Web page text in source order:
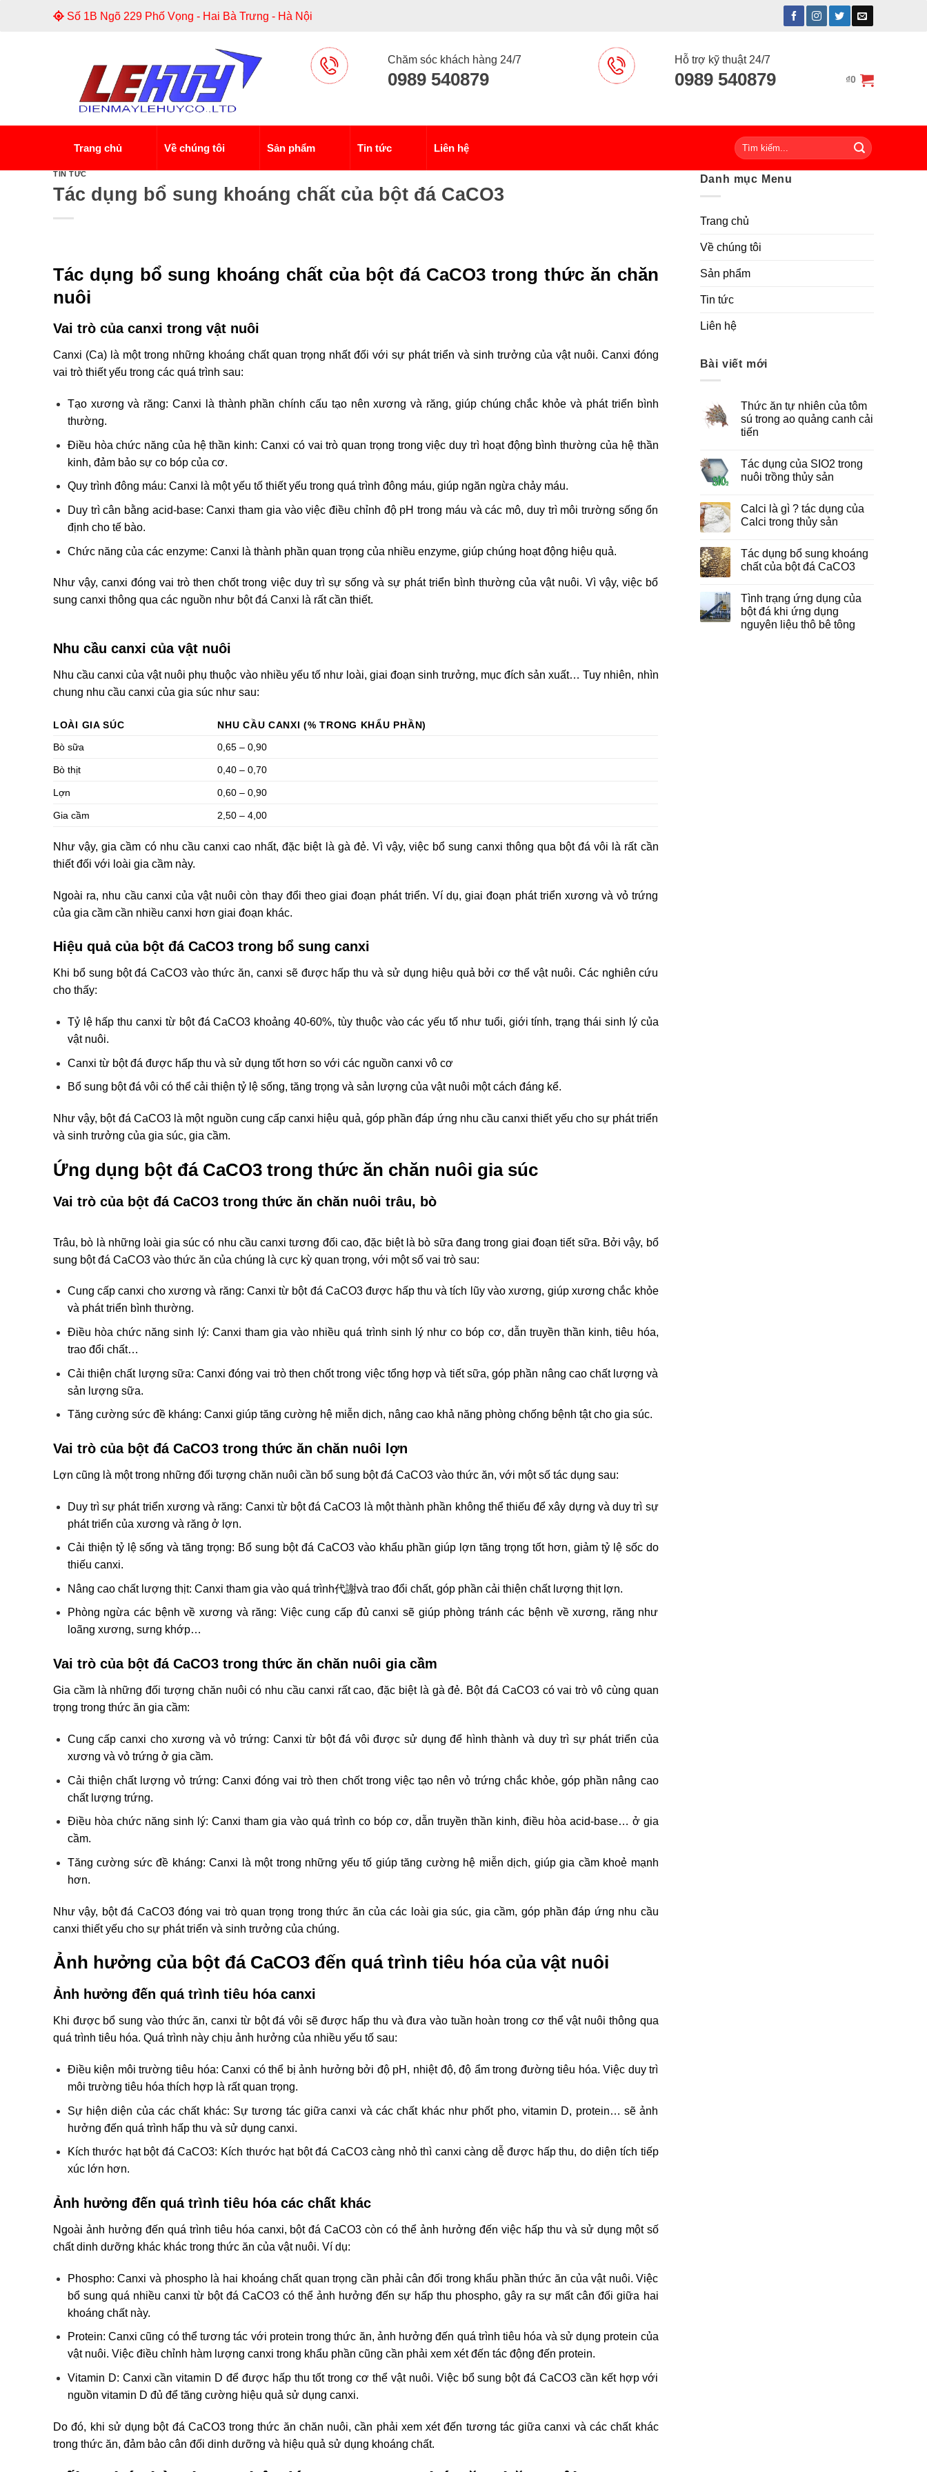
Số 1B Ngõ 229 Phố Vọng - Hai Bà Trưng - Hà Nội
Chăm sóc khách hàng 24/7
0989 540879
Hỗ trợ kỹ thuật 24/7
0989 540879 ₫0
Trang chủ Về chúng tôi Sản phẩm Tin tức Liên hệ
Tìm
kiếm:
TIN TỨC
Tác dụng bổ sung khoáng chất của bột đá CaCO3
Tác dụng bổ sung khoáng chất của bột đá CaCO3 trong thức ăn chăn
nuôi
Vai trò của canxi trong vật nuôi
Canxi (Ca) là một trong những khoáng chất quan trọng nhất đối với sự phát triển và sinh trưởng của vật nuôi. Canxi đóng
vai trò thiết yếu trong các quá trình sau:
Tạo xương và răng: Canxi là thành phần chính cấu tạo nên xương và răng, giúp chúng chắc khỏe và phát triển bình
thường.
Điều hòa chức năng của hệ thần kinh: Canxi có vai trò quan trọng trong việc duy trì hoạt động bình thường của hệ thần
kinh, đảm bảo sự co bóp của cơ.
Quy trình đông máu: Canxi là một yếu tố thiết yếu trong quá trình đông máu, giúp ngăn ngừa chảy máu.
Duy trì cân bằng acid-base: Canxi tham gia vào việc điều chỉnh độ pH trong máu và các mô, duy trì môi trường sống ổn
định cho tế bào.
Chức năng của các enzyme: Canxi là thành phần quan trọng của nhiều enzyme, giúp chúng hoạt động hiệu quả.
Như vậy, canxi đóng vai trò then chốt trong việc duy trì sự sống và sự phát triển bình thường của vật nuôi. Vì vậy, việc bổ
sung canxi thông qua các nguồn như bột đá Canxi là rất cần thiết.
Nhu cầu canxi của vật nuôi
Nhu cầu canxi của vật nuôi phụ thuộc vào nhiều yếu tố như loài, giai đoạn sinh trưởng, mục đích sản xuất… Tuy nhiên, nhìn
chung nhu cầu canxi của gia súc như sau:
LOÀI GIA SÚC
NHU CẦU CANXI (% TRONG KHẨU PHẦN)
Bò sữa
0,65 – 0,90
Bò thịt 0,40 – 0,70
Lợn 0,60 – 0,90
Gia cầm 2,50 – 4,00
Như vậy, gia cầm có nhu cầu canxi cao nhất, đặc biệt là gà đẻ. Vì vậy, việc bổ sung canxi thông qua bột đá vôi là rất cần
thiết đối với loài gia cầm này.
Ngoài ra, nhu cầu canxi của vật nuôi còn thay đổi theo giai đoạn phát triển. Ví dụ, giai đoạn phát triển xương và vỏ trứng
của gia cầm cần nhiều canxi hơn giai đoạn khác.
Hiệu quả của bột đá CaCO3 trong bổ sung canxi
Khi bổ sung bột đá CaCO3 vào thức ăn, canxi sẽ được hấp thu và sử dụng hiệu quả bởi cơ thể vật nuôi. Các nghiên cứu
cho thấy:
Tỷ lệ hấp thu canxi từ bột đá CaCO3 khoảng 40-60%, tùy thuộc vào các yếu tố như tuổi, giới tính, trạng thái sinh lý của
vật nuôi.
Canxi từ bột đá được hấp thu và sử dụng tốt hơn so với các nguồn canxi vô cơ
Bổ sung bột đá vôi có thể cải thiện tỷ lệ sống, tăng trọng và sản lượng của vật nuôi một cách đáng kể.
Như vậy, bột đá CaCO3 là một nguồn cung cấp canxi hiệu quả, góp phần đáp ứng nhu cầu canxi thiết yếu cho sự phát triển
và sinh trưởng của gia súc, gia cầm.
Ứng dụng bột đá CaCO3 trong thức ăn chăn nuôi gia súc
Vai trò của bột đá CaCO3 trong thức ăn chăn nuôi trâu, bò
Trâu, bò là những loài gia súc có nhu cầu canxi tương đối cao, đặc biệt là bò sữa đang trong giai đoạn tiết sữa. Bởi vậy, bổ
sung bột đá CaCO3 vào thức ăn của chúng là cực kỳ quan trọng, với một số vai trò sau:
Cung cấp canxi cho xương và răng: Canxi từ bột đá CaCO3 được hấp thu và tích lũy vào xương, giúp xương chắc khỏe
và phát triển bình thường.
Điều hòa chức năng sinh lý: Canxi tham gia vào nhiều quá trình sinh lý như co bóp cơ, dẫn truyền thần kinh, tiêu hóa,
trao đổi chất…
Cải thiện chất lượng sữa: Canxi đóng vai trò then chốt trong việc tổng hợp và tiết sữa, góp phần nâng cao chất lượng và
sản lượng sữa.
Tăng cường sức đề kháng: Canxi giúp tăng cường hệ miễn dịch, nâng cao khả năng phòng chống bệnh tật cho gia súc.
Vai trò của bột đá CaCO3 trong thức ăn chăn nuôi lợn
Lợn cũng là một trong những đối tượng chăn nuôi cần bổ sung bột đá CaCO3 vào thức ăn, với một số tác dụng sau:
Duy trì sự phát triển xương và răng: Canxi từ bột đá CaCO3 là một thành phần không thể thiếu để xây dựng và duy trì sự
phát triển của xương và răng ở lợn.
Cải thiện tỷ lệ sống và tăng trọng: Bổ sung bột đá CaCO3 vào khẩu phần giúp lợn tăng trọng tốt hơn, giảm tỷ lệ sốc do
thiếu canxi.
Nâng cao chất lượng thịt: Canxi tham gia vào quá trình代謝và trao đổi chất, góp phần cải thiện chất lượng thịt lợn.
Phòng ngừa các bệnh về xương và răng: Việc cung cấp đủ canxi sẽ giúp phòng tránh các bệnh về xương, răng như
loãng xương, sưng khớp…
Vai trò của bột đá CaCO3 trong thức ăn chăn nuôi gia cầm
Gia cầm là những đối tượng chăn nuôi có nhu cầu canxi rất cao, đặc biệt là gà đẻ. Bột đá CaCO3 có vai trò vô cùng quan
trọng trong thức ăn gia cầm:
Cung cấp canxi cho xương và vỏ trứng: Canxi từ bột đá vôi được sử dụng để hình thành và duy trì sự phát triển của
xương và vỏ trứng ở gia cầm.
Cải thiện chất lượng vỏ trứng: Canxi đóng vai trò then chốt trong việc tạo nên vỏ trứng chắc khỏe, góp phần nâng cao
chất lượng trứng.
Điều hòa chức năng sinh lý: Canxi tham gia vào quá trình co bóp cơ, dẫn truyền thần kinh, điều hòa acid-base… ở gia
cầm.
Tăng cường sức đề kháng: Canxi là một trong những yếu tố giúp tăng cường hệ miễn dịch, giúp gia cầm khoẻ mạnh
hơn.
Như vậy, bột đá CaCO3 đóng vai trò quan trọng trong thức ăn của các loài gia súc, gia cầm, góp phần đáp ứng nhu cầu
canxi thiết yếu cho sự phát triển và sinh trưởng của chúng.
Ảnh hưởng của bột đá CaCO3 đến quá trình tiêu hóa của vật nuôi
Ảnh hưởng đến quá trình tiêu hóa canxi
Khi được bổ sung vào thức ăn, canxi từ bột đá vôi sẽ được hấp thu và đưa vào tuần hoàn trong cơ thể vật nuôi thông qua
quá trình tiêu hóa. Quá trình này chịu ảnh hưởng của nhiều yếu tố sau:
Điều kiện môi trường tiêu hóa: Canxi có thể bị ảnh hưởng bởi độ pH, nhiệt độ, độ ẩm trong đường tiêu hóa. Việc duy trì
môi trường tiêu hóa thích hợp là rất quan trọng.
Sự hiện diện của các chất khác: Sự tương tác giữa canxi và các chất khác như phốt pho, vitamin D, protein… sẽ ảnh
hưởng đến quá trình hấp thu và sử dụng canxi.
Kích thước hạt bột đá CaCO3: Kích thước hạt bột đá CaCO3 càng nhỏ thì canxi càng dễ được hấp thu, do diện tích tiếp
xúc lớn hơn.
Ảnh hưởng đến quá trình tiêu hóa các chất khác
Ngoài ảnh hưởng đến quá trình tiêu hóa canxi, bột đá CaCO3 còn có thể ảnh hưởng đến việc hấp thu và sử dụng một số
chất dinh dưỡng khác khác trong thức ăn của vật nuôi. Ví dụ:
Phospho: Canxi và phospho là hai khoáng chất quan trọng cần phải cân đối trong khẩu phần thức ăn của vật nuôi. Việc
bổ sung quá nhiều canxi từ bột đá CaCO3 có thể ảnh hưởng đến sự hấp thu phospho, gây ra sự mất cân đối giữa hai
khoáng chất này.
Protein: Canxi cũng có thể tương tác với protein trong thức ăn, ảnh hưởng đến quá trình tiêu hóa và sử dụng protein của
vật nuôi. Việc điều chỉnh hàm lượng canxi trong khẩu phần cũng cần phải xem xét đến tác động đến protein.
Vitamin D: Canxi cần vitamin D để được hấp thu tốt trong cơ thể vật nuôi. Việc bổ sung bột đá CaCO3 cần kết hợp với
nguồn vitamin D đủ để tăng cường hiệu quả sử dụng canxi.
Do đó, khi sử dụng bột đá CaCO3 trong thức ăn chăn nuôi, cần phải xem xét đến tương tác giữa canxi và các chất khác
trong thức ăn, đảm bảo cân đối dinh dưỡng và hiệu quả sử dụng khoáng chất.
Danh mục Menu
Trang chủ
Về chúng tôi
Sản phẩm
Tin tức
Liên hệ
Bài viết mới
Thức ăn tự nhiên của tôm
sú trong ao quảng canh cải
tiến
Tác dụng của SIO2 trong
nuôi trồng thủy sản
Calci là gì ? tác dụng của
Calci trong thủy sản
Tác dụng bổ sung khoáng
chất của bột đá CaCO3
Tình trạng ứng dụng của
bột đá khi ứng dụng
nguyên liệu thô bê tông